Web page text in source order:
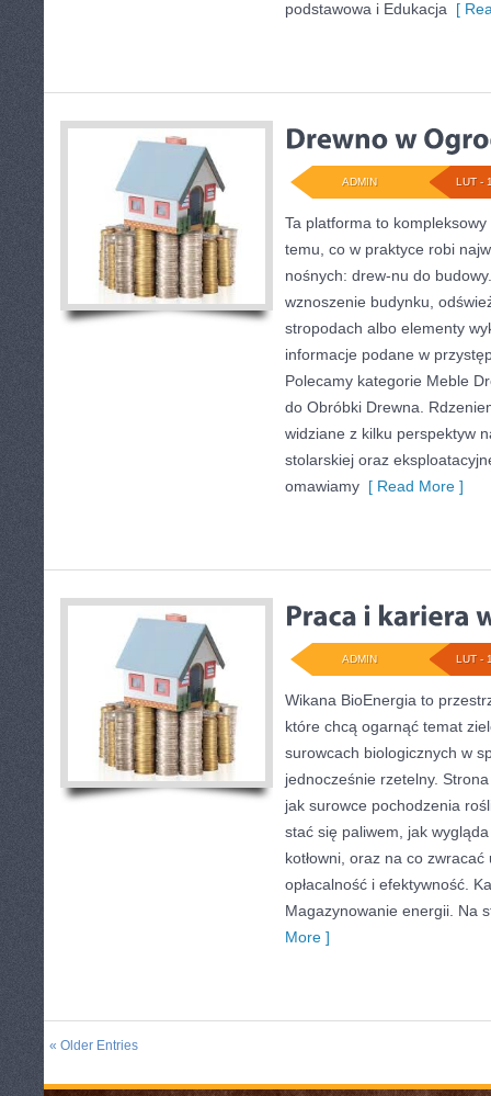
podstawowa i Edukacja [
LUT -
ADMIN
Ta platforma to
temu, co w praktyce robi
nośnych: drew-nu do
wznoszenie budynku,
stropodach albo elementy
informacje podane w
Polecamy kategorie Meble
do Obróbki Drewna.
widziane z kilku perspektyw
stolarskiej oraz
omawiamy [ Read More ]
LUT -
ADMIN
Wikana BioEnergia to
które chcą ogarnąć temat
surowcach biologicznych w
jednocześnie rzetelny.
jak surowce pochodzenia
stać się paliwem, jak
kotłowni, oraz na co
opłacalność i efektywność.
Magazynowanie energii. Na
More ]
« Older Entries